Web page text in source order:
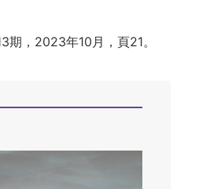
期，2023年10月，頁21。